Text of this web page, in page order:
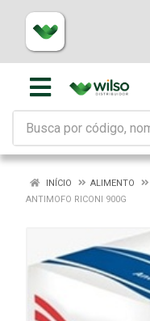
INÍCIO ALIMENTO
ANTIMOFO RICONI 900G